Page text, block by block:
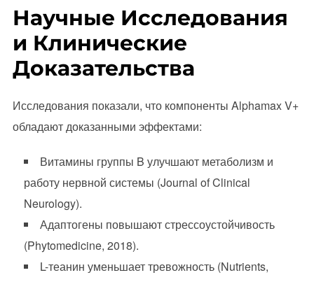
Научные Исследования
и Клинические
Доказательства
Исследования показали, что компоненты Alphamax V+
обладают доказанными эффектами:
Витамины группы B улучшают метаболизм и
работу нервной системы (Journal of Clinical
Neurology).
Адаптогены повышают стрессоустойчивость
(Phytomedicine, 2018).
L-теанин уменьшает тревожность (Nutrients,